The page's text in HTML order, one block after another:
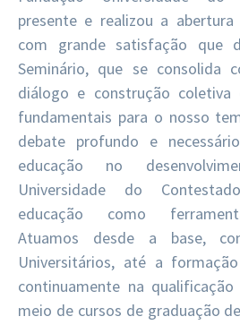
presente e realizou a
com grande satisfação que
Seminário, que se consolida
diálogo e construção
fundamentais para o nosso
debate profundo e
educação no
Universidade do
educação como
Atuamos desde a base,
Universitários, até a
continuamente na
meio de cursos de graduação